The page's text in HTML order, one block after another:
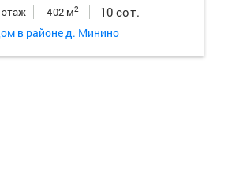
402 м2 10 сот.
в районе д. Минино